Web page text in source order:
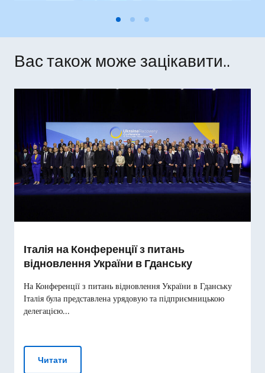
Вас також може зацікавити..
Італія на Конференції з питань
відновлення України в Гданську
На Конференції з питань відновлення України в Гданську
Італія була представлена урядовую та підприємницькою
делегацією...
Читати